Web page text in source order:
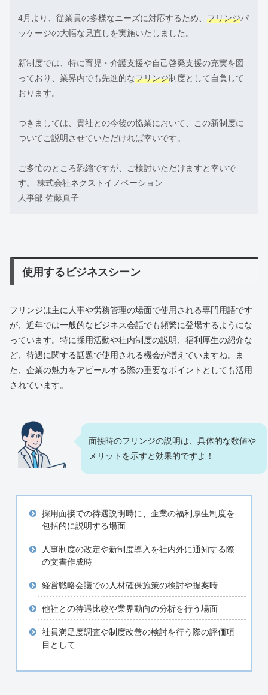
4月より、従業員の多様なニーズに対応するため、 フリンジパ
ッケージの大幅な見直しを実施いたしました。
新制度では、特に育児・介護支援や自己啓発支援の充実を図
っており、業界内でも先進的なフリンジ制度として自負して
おります。
つきましては、貴社との今後の協業において、この新制度に
ついてご説明させていただければ幸いです。
ご多忙のところ恐縮ですが、ご検討いただけますと幸いで
す。 株式会社ネクストイノベーション
人事部 佐藤真子
使用するビジネスシーン
フリンジは主に人事や労務管理の場面で使用される専門用語です
が、近年では一般的なビジネス会話でも頻繁に登場するようにな
っています。特に採用活動や社内制度の説明、福利厚生の紹介な
ど、待遇に関する話題で使用される機会が増えていますね。ま
た、企業の魅力をアピールする際の重要なポイントとしても活用
されています。
面接時のフリンジの説明は、具体的な数値や
メリットを示すと効果的ですよ！
採用面接での待遇説明時に、企業の福利厚生制度を
包括的に説明する場面
人事制度の改定や新制度導入を社内外に通知する際
の文書作成時
経営戦略会議での人材確保施策の検討や提案時
他社との待遇比較や業界動向の分析を行う場面
社員満足度調査や制度改善の検討を行う際の評価項
目として